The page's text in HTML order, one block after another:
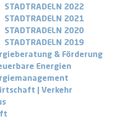
STADTRADELN 2022
STADTRADELN 2021
STADTRADELN 2020
STADTRADELN 2019
& Förderung
Energien
| Verkehr